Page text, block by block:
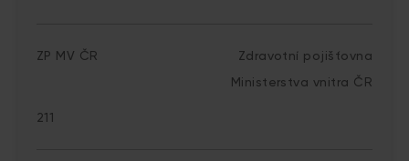
ZP MV ČR
Zdravotní pojišťovna
Ministerstva vnitra ČR
211